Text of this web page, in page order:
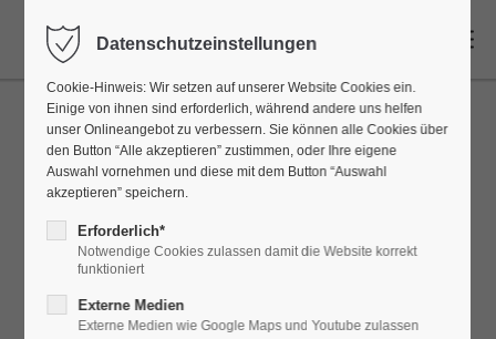
Datenschutzeinstellungen
Cookie-Hinweis: Wir setzen auf unserer Website Cookies ein.
Einige von ihnen sind erforderlich, während andere uns helfen
unser Onlineangebot zu verbessern. Sie können alle Cookies über
den Button “Alle akzeptieren” zustimmen, oder Ihre eigene
Auswahl vornehmen und diese mit dem Button “Auswahl
akzeptieren” speichern.
Erforderlich*
Notwendige Cookies zulassen damit die Website korrekt
funktioniert
Externe Medien
Externe Medien wie Google Maps und Youtube zulassen